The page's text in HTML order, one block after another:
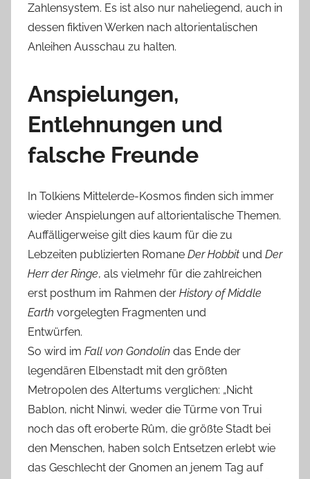
Zahlensystem. Es ist also nur naheliegend, auch in
dessen fiktiven Werken nach altorientalischen
Anleihen Ausschau zu halten.
Anspielungen,
Entlehnungen und
falsche Freunde
In Tolkiens Mittelerde-Kosmos finden sich immer
wieder Anspielungen auf altorientalische Themen.
Auffälligerweise gilt dies kaum für die zu
Lebzeiten publizierten Romane Der Hobbit und Der
Herr der Ringe, als vielmehr für die zahlreichen
erst posthum im Rahmen der History of Middle
Earth vorgelegten Fragmenten und
Entwürfen.
So wird im Fall von Gondolin das Ende der
legendären Elbenstadt mit den größten
Metropolen des Altertums verglichen: „Nicht
Bablon, nicht Ninwi, weder die Türme von Trui
noch das oft eroberte Rûm, die größte Stadt bei
den Menschen, haben solch Entsetzen erlebt wie
das Geschlecht der Gnomen an jenem Tag auf